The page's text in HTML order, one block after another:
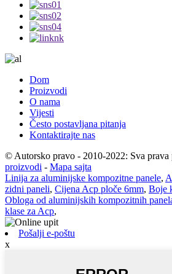
Dom
Proizvodi
O nama
Vijesti
Često postavljana pitanja
Kontaktirajte nas
© Autorsko pravo - 2010-2022: Sva prava
proizvodi - Mapa sajta
Linija za aluminijske kompozitne panele,
zidni paneli, Cijena Acp ploče 6mm, Boje
Obloga od aluminijskih kompozitnih
klase za Acp,
Pošalji e-poštu
x